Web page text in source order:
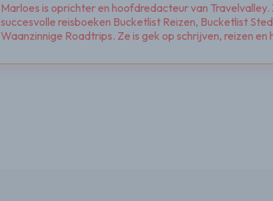
Marloes is oprichter en hoofdredacteur van Travelvalley.
succesvolle reisboeken Bucketlist Reizen, Bucketlist
Waanzinnige Roadtrips. Ze is gek op schrijven, reizen en